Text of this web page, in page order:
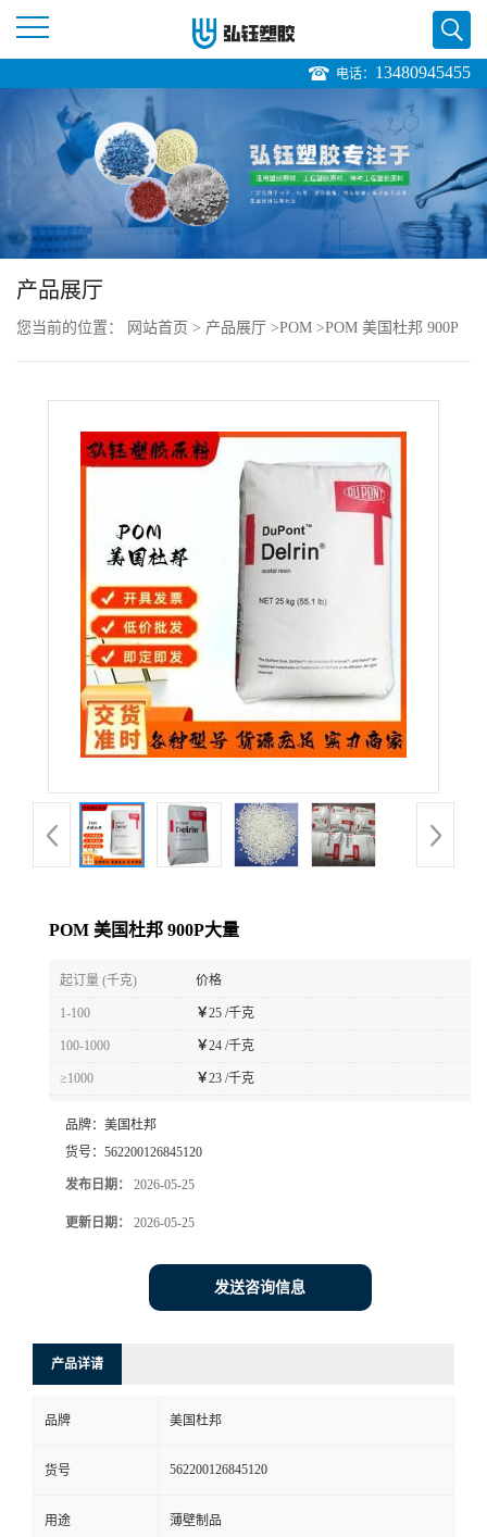
页
公
品
展
电话： 13480945455
产品展厅
您当前的位置： 网站首页 > 产品展厅 >POM >POM 美国杜邦 900P
POM 美国杜邦 900P大量
起订量 (千克) 价格
1-100 ￥25 /千克
100-1000 ￥24 /千克
≥1000 ￥23 /千克
品牌： 美国杜邦
货号： 562200126845120
发布日期： 2026-05-25
更新日期： 2026-05-25
发送咨询信息
产品详请
品牌 美国杜邦
货号 562200126845120
用途 薄壁制品